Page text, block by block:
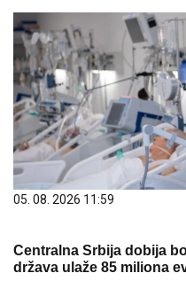
05. 08. 2026 11:59
Centralna Srbija dobija
država ulaže 85 miliona